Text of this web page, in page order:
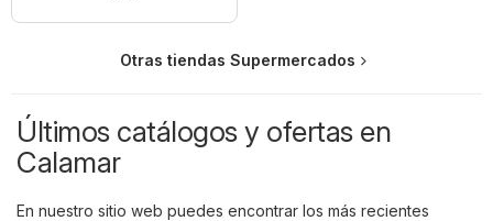
Otras tiendas Supermercados
Últimos catálogos y ofertas en
Calamar
En nuestro sitio web puedes encontrar los más recientes